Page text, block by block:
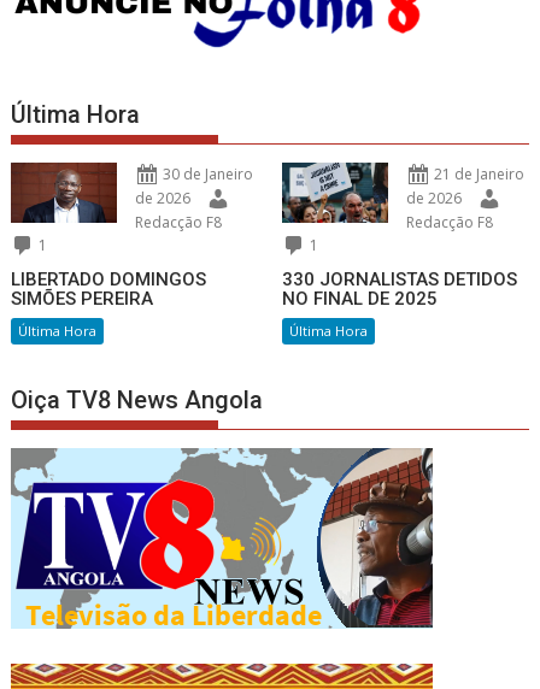
Última Hora
30 de Janeiro
de 2026
Redacção F8
1
LIBERTADO DOMINGOS
SIMÕES PEREIRA
Última Hora
21 de Janeiro
de 2026
Redacção F8
1
330 JORNALISTAS DETIDOS
NO FINAL DE 2025
Última Hora
Oiça TV8 News Angola